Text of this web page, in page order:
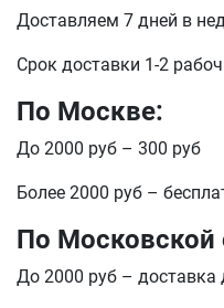
Доставляем 7 дней в
Срок доставки 1-2
По Москве:
До 2000 руб – 300 руб
Более 2000 руб –
По Московской
До 2000 руб – доставка